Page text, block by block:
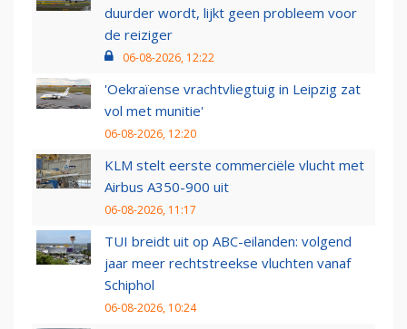
duurder wordt, lijkt geen probleem voor
de reiziger
06-08-2026, 12:22
'Oekraïense vrachtvliegtuig in Leipzig zat
vol met munitie'
06-08-2026, 12:20
KLM stelt eerste commerciële vlucht met
Airbus A350-900 uit
06-08-2026, 11:17
TUI breidt uit op ABC-eilanden: volgend
jaar meer rechtstreekse vluchten vanaf
Schiphol
06-08-2026, 10:24